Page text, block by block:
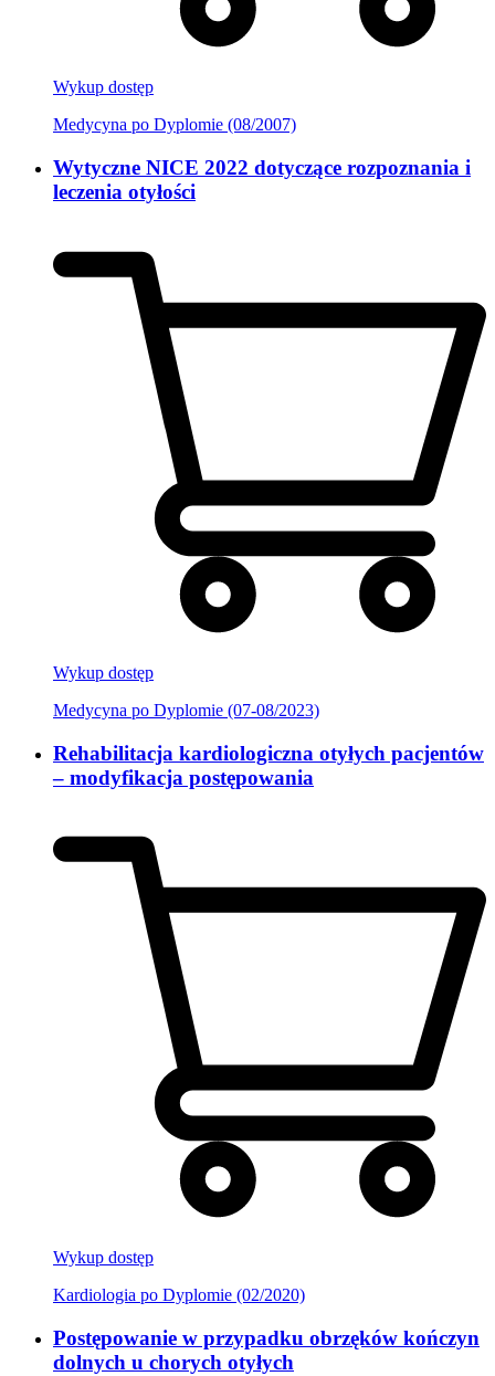
Wykup dostęp
Medycyna po Dyplomie (08/2007)
Wytyczne NICE 2022 dotyczące rozpoznania i
leczenia otyłości
Wykup dostęp
Medycyna po Dyplomie (07-08/2023)
Rehabilitacja kardiologiczna otyłych pacjentów
– modyfikacja postępowania
Wykup dostęp
Kardiologia po Dyplomie (02/2020)
Postępowanie w przypadku obrzęków kończyn
dolnych u chorych otyłych